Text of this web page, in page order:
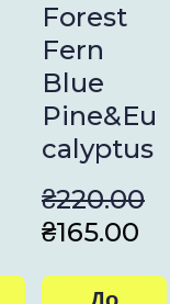
Forest
Fern
Blue
Pine&Eu
calyptus
₴220.00
₴165.00